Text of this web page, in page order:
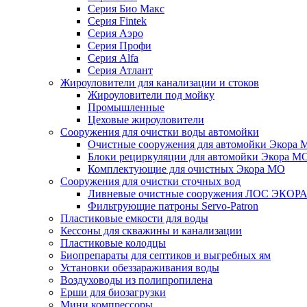
Серия Био Макс
Серия Fintek
Серия Аэро
Серия Профи
Серия Alfa
Серия Атлант
Жироуловители для канализации и стоков
Жироуловители под мойку
Промышленные
Цеховые жироуловители
Сооружения для очистки воды автомойки
Очистные сооружения для автомойки Экора
Блоки рециркуляции для автомойки Экора
Комплектующие для очистных Экора МО
Сооружения для очистки сточных вод
Ливневые очистные сооружения ЛОС ЭКОРА
Фильтрующие патроны Servo-Patron
Пластиковые емкости для воды
Кессоны для скважины и канализации
Пластиковые колодцы
Биопрепараты для септиков и выгребных ям
Установки обеззараживания воды
Воздуховоды из полипропилена
Ерши для биозагрузки
Мини компрессоры